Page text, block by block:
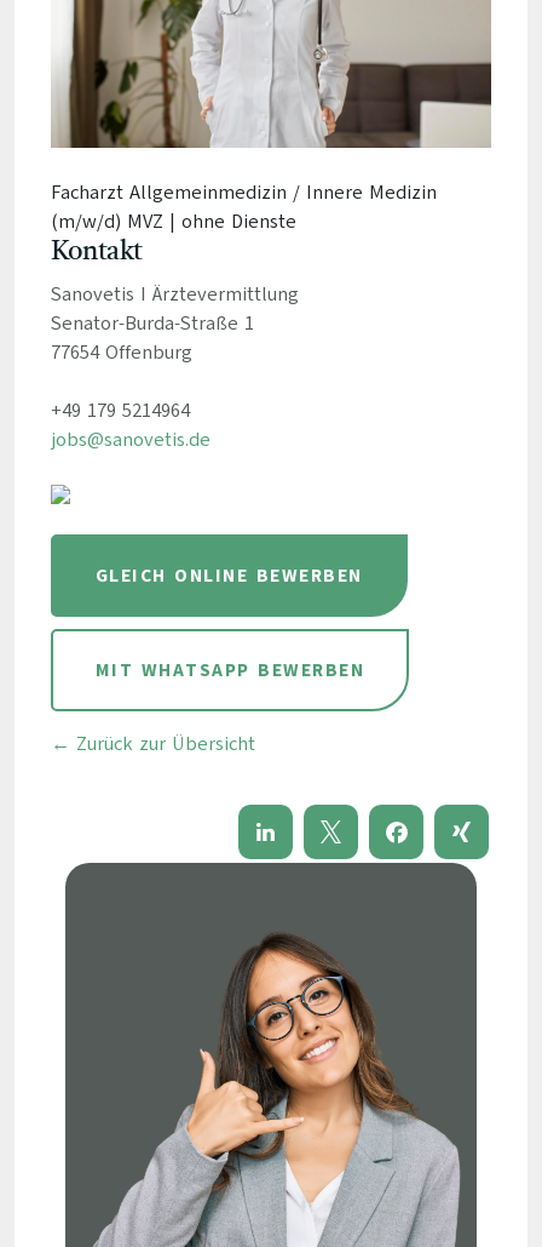
Facharzt Allgemeinmedizin / Innere Medizin
(m/w/d) MVZ | ohne Dienste
Kontakt
Sanovetis I Ärztevermittlung
Senator-Burda-Straße 1
77654 Offenburg
+49 179 5214964
jobs@sanovetis.de
GLEICH ONLINE BEWERBEN
MIT WHATSAPP BEWERBEN
← Zurück zur Übersicht